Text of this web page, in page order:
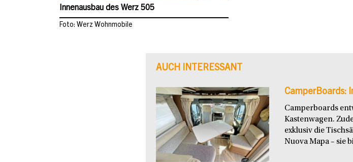
Innenausbau des Werz 505
Foto: Werz Wohnmobile
AUCH INTERESSANT
CamperBoards:
Camperboards
Kastenwagen.
exklusiv die
Nuova Mapa – sie